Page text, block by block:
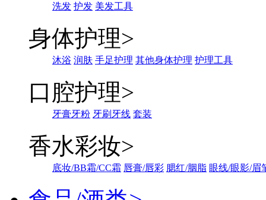
洗发 护发 美发工具
身体护理>
沐浴 润肤 手足护理 其他身体护理 护理工具
口腔护理>
牙膏牙粉 牙刷牙线 套装
香水彩妆>
底妆/BB霜/CC霜 唇膏/唇彩 腮红/胭脂 眼线/眼影/眉